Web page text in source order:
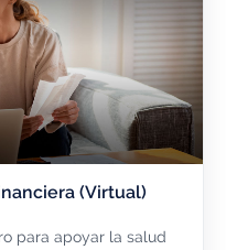
(Virtual)
para apoyar la salud